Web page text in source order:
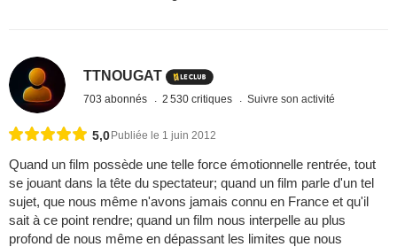
TTNOUGAT
703 abonnés 2 530 critiques Suivre son activité
5,0 Publiée le 1 juin 2012
Quand un film possède une telle force émotionnelle rentrée, tout
se jouant dans la tête du spectateur; quand un film parle d'un tel
sujet, que nous même n'avons jamais connu en France et qu'il
sait à ce point rendre; quand un film nous interpelle au plus
profond de nous même en dépassant les limites que nous